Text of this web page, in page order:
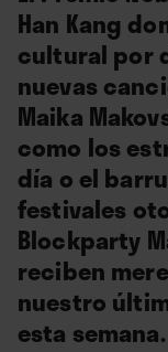
Han Kang
cultural por
nuevas
Maika
como los
día o el
festivales
Blockparty
reciben
nuestro
esta semana.